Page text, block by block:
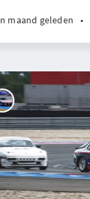
maand geleden •